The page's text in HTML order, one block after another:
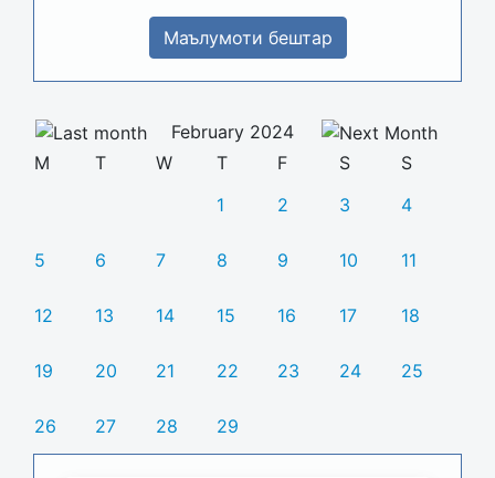
Маълумоти бештар
February 2024
M
T W T F S
S
1
2 3 4
5 6 7 8 9 10 11
12 13 14 15 16 17 18
19 20 21 22 23 24 25
26 27 28 29